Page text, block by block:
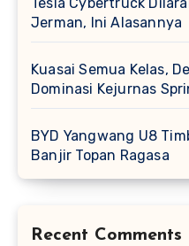
Tesla Cybertruck
Jerman, Ini Alasannya
Kuasai Semua Kelas,
Dominasi Kejurnas
BYD Yangwang U8
Banjir Topan Ragasa
Recent Comments